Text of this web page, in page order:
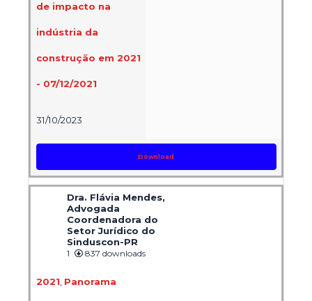
de impacto na
indústria da
construção em 2021
- 07/12/2021
31/10/2023
Download
Dra. Flávia Mendes,
Advogada
Coordenadora do
Setor Jurídico do
Sinduscon-PR
1 837 downloads
2021, Panorama